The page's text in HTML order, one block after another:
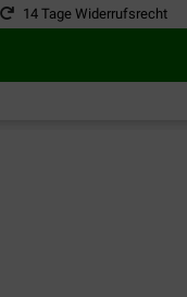
14 Tage Widerrufsrecht